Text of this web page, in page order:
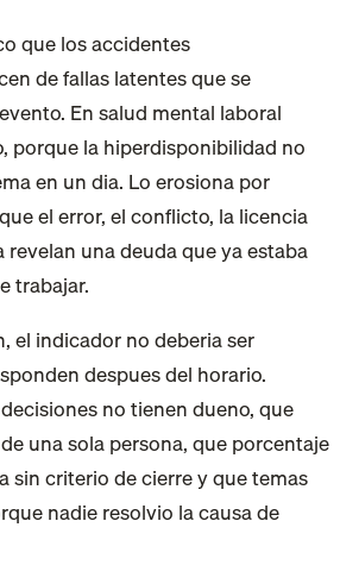
que los accidentes
de fallas latentes que se
En salud mental laboral
porque la hiperdisponibilidad no
en un dia. Lo erosiona por
el error, el conflicto, la licencia
una deuda que ya estaba
trabajar.
el indicador no deberia ser
despues del horario.
no tienen dueno, que
una sola persona, que porcentaje
sin criterio de cierre y que temas
nadie resolvio la causa de